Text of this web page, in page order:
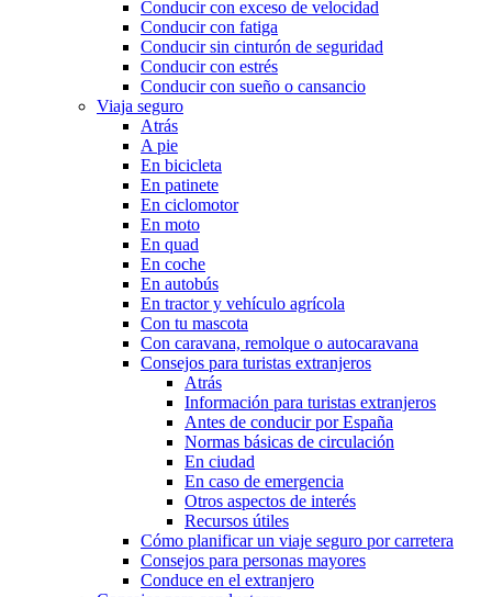
Conducir con exceso de velocidad
Conducir con fatiga
Conducir sin cinturón de seguridad
Conducir con estrés
Conducir con sueño o cansancio
Viaja seguro
Atrás
A pie
En bicicleta
En patinete
En ciclomotor
En moto
En quad
En coche
En autobús
En tractor y vehículo agrícola
Con tu mascota
Con caravana, remolque o autocaravana
Consejos para turistas extranjeros
Atrás
Información para turistas extranjeros
Antes de conducir por España
Normas básicas de circulación
En ciudad
En caso de emergencia
Otros aspectos de interés
Recursos útiles
Cómo planificar un viaje seguro por carretera
Consejos para personas mayores
Conduce en el extranjero